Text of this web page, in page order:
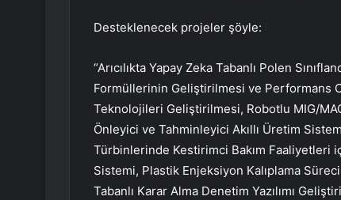
Desteklenecek projeler şöyle:
“Arıcılıkta Yapay Zeka Tabanlı Polen
Formüllerinin Geliştirilmesi ve Performans
Teknolojileri Geliştirilmesi, Robotlu MIG/
Önleyici ve Tahminleyici Akıllı Üretim
Türbinlerinde Kestirimci Bakım Faaliyetleri
Sistemi, Plastik Enjeksiyon Kalıplama
Tabanlı Karar Alma Denetim Yazılımı